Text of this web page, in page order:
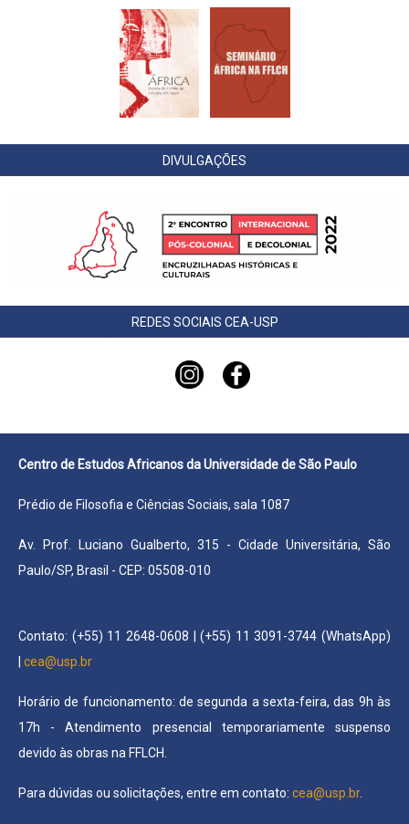
DIVULGAÇÕES
REDES SOCIAIS CEA-USP
Centro de Estudos Africanos da Universidade de São Paulo
Prédio de Filosofia e Ciências Sociais, sala 1087
Av. Prof. Luciano Gualberto, 315 - Cidade Universitária, São
Paulo/SP, Brasil - CEP: 05508-010
Contato: (+55) 11 2648-0608 | (+55) 11 3091-3744 (WhatsApp)
cea@usp.br
Horário de funcionamento: de segunda a sexta-feira, das 9h às
17h - Atendimento presencial temporariamente suspenso
devido às obras na FFLCH.
Para dúvidas ou solicitações, entre em contato: cea@usp.br.